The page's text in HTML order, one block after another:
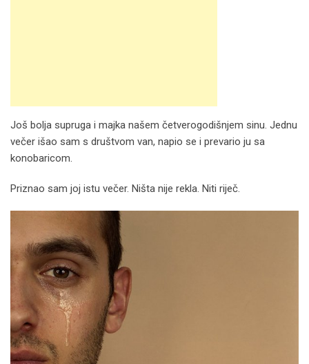
Još bolja supruga i majka našem četverogodišnjem sinu. Jednu
večer išao sam s društvom van, napio se i prevario ju sa
konobaricom.
Priznao sam joj istu večer. Ništa nije rekla. Niti riječ.